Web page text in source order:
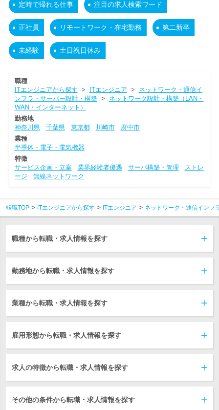
定時で帰れる仕事 注目の求人検索ワード
正社員 リモートワーク・在宅勤務 第二新卒
未経験 土日祝日休み
職種
ITエンジニアから探す > ITエンジニア > ネットワーク・通信イ
ンフラ・サーバー設計・構築> ネットワーク設計・構築（LAN・
WAN・インターネット）
勤務地
神奈川県
千葉県 東京都 川崎市
府中市
業種
半導体・電子・電気機器
特徴
サービス企画・立案
業界経験者優遇 サーバ構築・管理
ストレ
ージ
無線ネットワーク
転職TOP ITエンジニアから探す ITエンジニア ネットワーク・通信インフ
職種から転職・求人情報を探す
勤務地から転職・求人情報を探す
業種から転職・求人情報を探す
雇用形態から転職・求人情報を探す
求人の特徴から転職・求人情報を探す
その他の条件から転職・求人情報を探す